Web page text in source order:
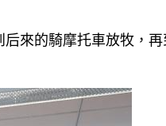
來的騎摩托車放牧，